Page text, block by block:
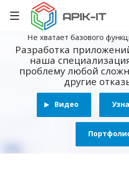
Не хватает базового
Разработка
наша
проблему любой
другие
Видео